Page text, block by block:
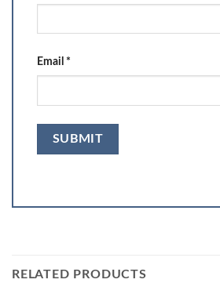
Email *
RELATED PRODUCTS